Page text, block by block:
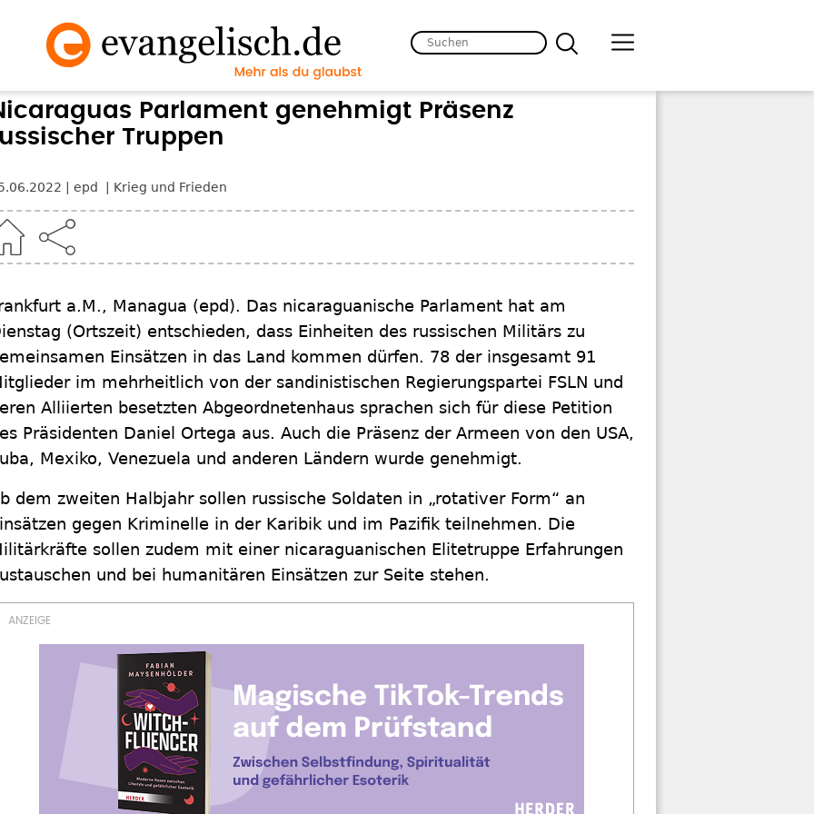
Parlament genehmigt Präsenz
Truppen
epd Krieg und Frieden
a.M., Managua (epd). Das nicaraguanische Parlament hat am
(Ortszeit) entschieden, dass Einheiten des russischen Militärs zu
Einsätzen in das Land kommen dürfen. 78 der insgesamt 91
im mehrheitlich von der sandinistischen Regierungspartei FSLN und
Alliierten besetzten Abgeordnetenhaus sprachen sich für diese Petition
Präsidenten Daniel Ortega aus. Auch die Präsenz der Armeen von den USA,
Mexiko, Venezuela und anderen Ländern wurde genehmigt.
dem zweiten Halbjahr sollen russische Soldaten in „rotativer Form“ an
gegen Kriminelle in der Karibik und im Pazifik teilnehmen. Die
sollen zudem mit einer nicaraguanischen Elitetruppe Erfahrungen
und bei humanitären Einsätzen zur Seite stehen.